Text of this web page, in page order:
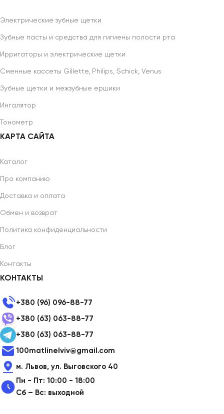
Электрические зубные щетки
Зубные пасты и средства для гигиены полости рта
Ирригаторы и электрические щетки
Сменные кассеты Gillette, Philips, Schick, Venus
Зубные щетки и межзубные ершики
Ингалятор
Тонометр
КАРТА САЙТА
Каталог
Про компанию
Доставка и оплата
Обмен и возврат
Политика конфиденциальности
Блог
Контакты
КОНТАКТЫ
+380 (96) 096-88-77
+380 (63) 063-88-77
+380 (63) 063-88-77
100matlinelviv@gmail.com
м. Львов, ул. Выговского 40
Пн - Пт: 10:00 - 18:00
Сб – Вс: выходной